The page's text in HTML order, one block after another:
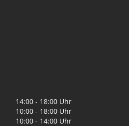
14:00 - 18:00 Uhr
10:00 - 18:00 Uhr
10:00 - 14:00 Uhr